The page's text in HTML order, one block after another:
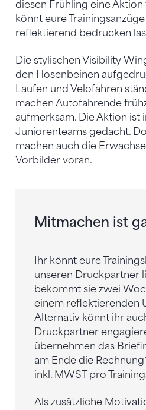
diesen Frühling eine
könnt eure Trainingsanzüge
reflektierend bedrucken
Die stylischen Visibility
den Hosenbeinen
Laufen und Velofahren
machen Autofahrende
aufmerksam. Die Aktion ist
Juniorenteams gedacht.
machen auch die
Vorbilder voran.
Mitmachen ist
Ihr könnt eure
unseren Druckpartner
bekommt sie zwei
einem reflektierenden
Alternativ könnt ihr
Druckpartner
übernehmen das
am Ende die
inkl. MWST pro
Als zusätzliche